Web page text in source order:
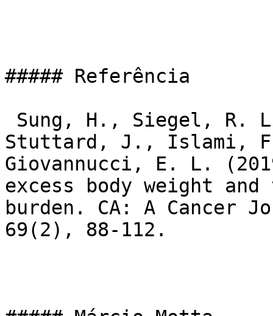
##### Referência
Stuttard, J., Islami,
Giovannucci, E. L.
excess body weight
burden. CA: A Cancer
69(2), 88-112.